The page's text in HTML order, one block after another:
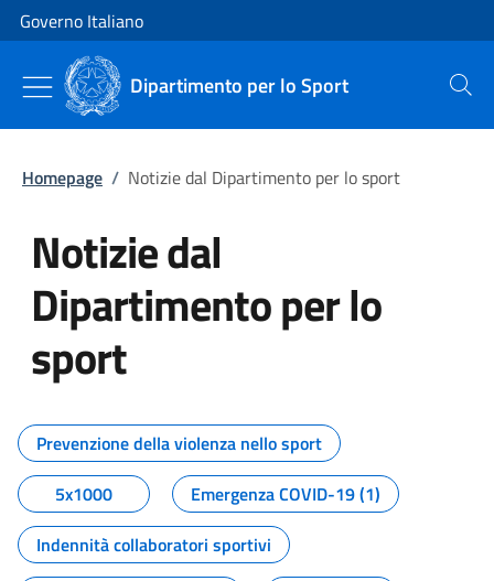
Vai al contenuto
Vai alla navigazione del sito
Governo Italiano
Dipartimento per lo Sport Cerca
Homepage / Notizie dal Dipartimento per lo sport
Notizie dal
Dipartimento per lo
sport
Tutti i contenuti della pagina
Prevenzione della violenza nello sport
5x1000
Emergenza COVID-19 (1)
Indennità collaboratori sportivi